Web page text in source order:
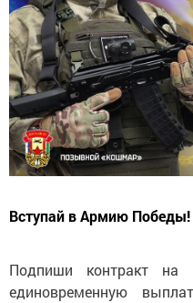
Вступай в Армию Победы!
Подпиши контракт на
единовременную